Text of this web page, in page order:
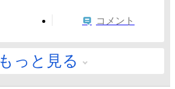
コメント
もっと見る